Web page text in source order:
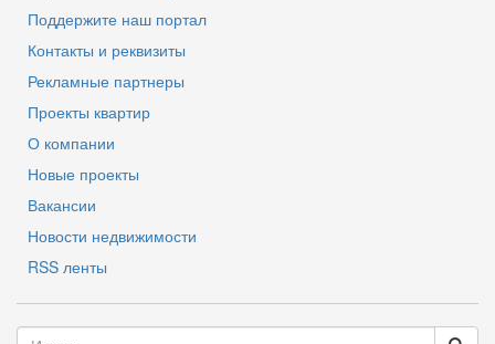
Поддержите наш портал
Контакты и реквизиты
Рекламные партнеры
Проекты квартир
О компании
Новые проекты
Вакансии
Новости недвижимости
RSS ленты